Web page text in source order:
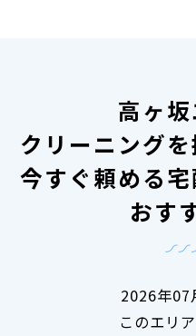
高ヶ
クリーニングを
今すぐ頼める
おす
2026年07
このエリ